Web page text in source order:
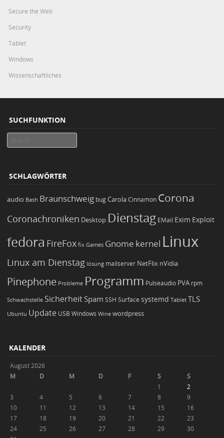
Secure the Web
Security
Tablet
Windows
Wissenschaftliches
SUCHFUNKTION
SCHLAGWÖRTER
audio Bash Braunschweig bugCarola Cinnamon Corona
Coronachroniken Desktop Dienstag EMail Exim Exploit
fedora FireFox fix Games Gnome kernel Linux
Linux am Dienstag lösung mailserver NetFlix nVidia
Pinephone Probleme Programm Pulseaudio PVA rpm
Schwachstelle Sicherheit Spam SSH Surface systemd Tablet TLS
Ubuntu Update USB Windows Wine wordpress
KALENDER
August 2026
M
D M D F S
S
1
2
3
4 5 6 7 8
9
10
11 12 13 14 15
16
17
18 19 20 21 22
23
24
25 26 27 28 29
30